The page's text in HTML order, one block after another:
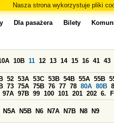
Nasza strona wykorzystuje pliki
Dla pasażera Bilety
10B 11 12 13 14 15 16 41 43
52 53A 53C 53B 54B 55A 55B
73 75A 75B 76 77 78 80A 80B
97A 97B 99 100 101 201 202 6.
N5A N5B N6 N7A N7B N8 N9